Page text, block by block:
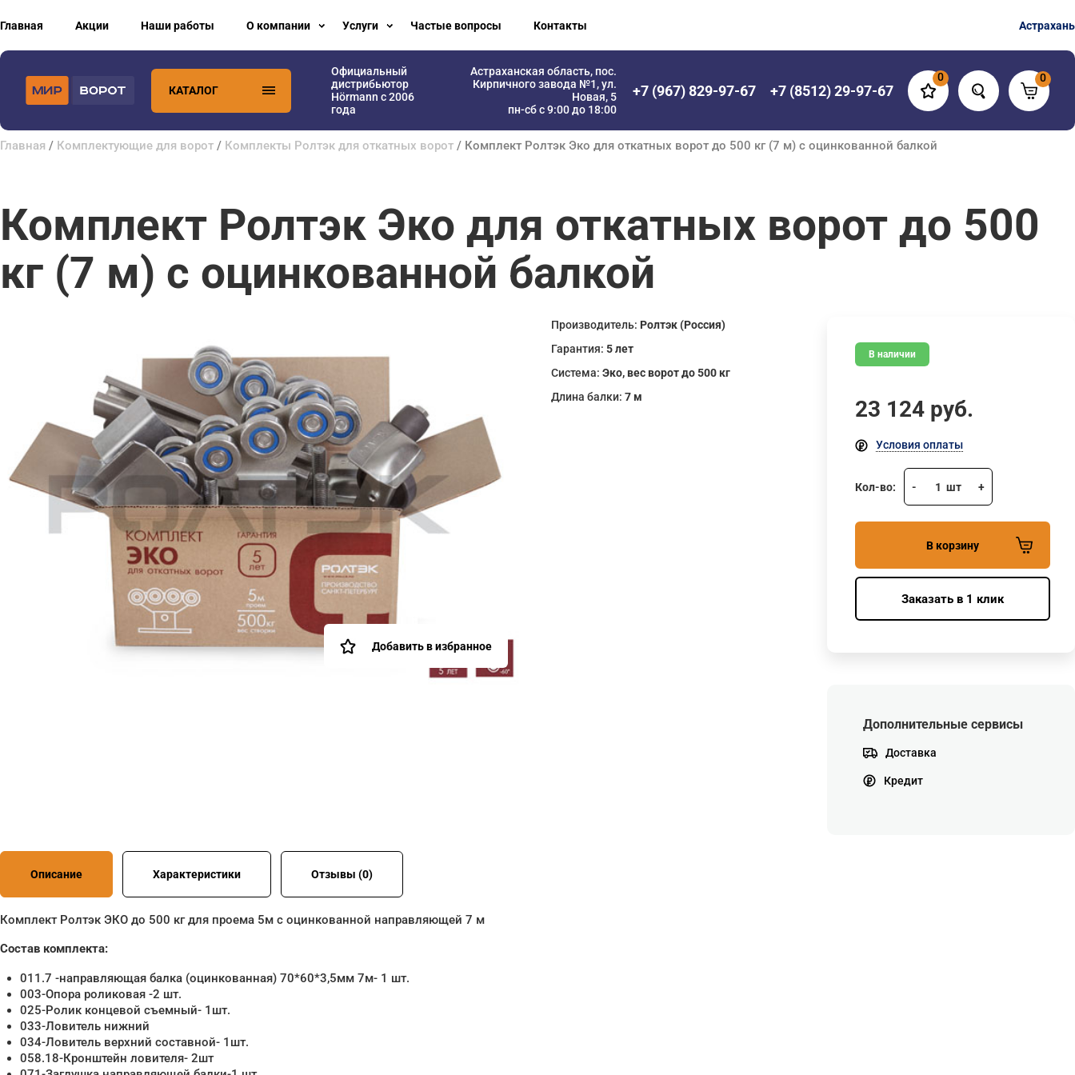
Главная Акции Наши работы О компании Услуги Частые вопросы Контакты Астрахань
КАТАЛОГ
Официальный
дистрибьютор
Hörmann с 2006
года
Астраханская область, пос.
Кирпичного завода №1, ул.
Новая, 5
пн-сб с 9:00 до 18:00
+7 (967) 829-97-67 +7 (8512) 29-97-67
0 0
Главная / Комплектующие для ворот / Комплекты Ролтэк для откатных ворот / Комплект Ролтэк Эко для откатных ворот до 500 кг (7 м) с оцинкованной балкой
Комплект Ролтэк Эко для откатных ворот до 500
кг (7 м) с оцинкованной балкой
Добавить в избранное
Производитель: Ролтэк (Россия)
Гарантия:5 лет
Система:Эко, вес ворот до 500 кг
Длина балки:7 м
В наличии
23 124 руб.
Условия оплаты
Кол-во: - 1 шт +
В корзину
Заказать в 1 клик
Дополнительные сервисы
Доставка
Кредит
Описание Характеристики Отзывы (0)
Комплект Ролтэк ЭКО до 500 кг для проема 5м с оцинкованной направляющей 7 м
Состав комплекта:
011.7 -направляющая балка (оцинкованная) 70*60*3,5мм 7м- 1 шт.
003-Опора роликовая -2 шт.
025-Ролик концевой съемный- 1шт.
033-Ловитель нижний
034-Ловитель верхний составной- 1шт.
058.18-Кронштейн ловителя- 2шт